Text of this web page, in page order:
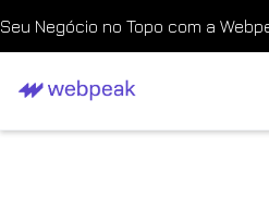
Seu Negócio no Topo com a